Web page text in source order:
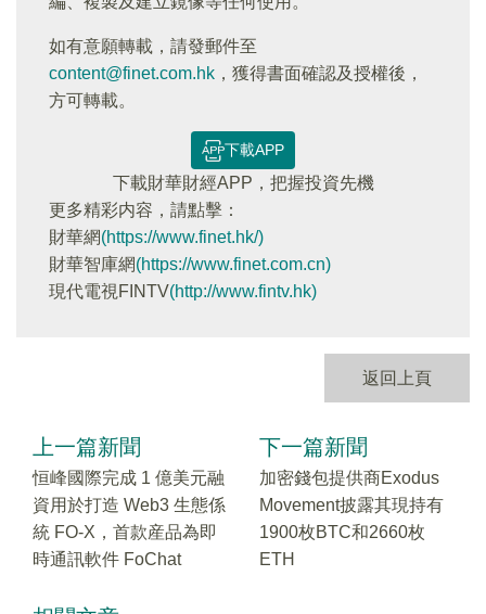
如有意願轉載，請發郵件至
content@finet.com.hk ，獲得書面確認及授權後，
方可轉載。
下載APP
下載財華財經APP，把握投資先機
更多精彩内容，請點擊：
財華網(https://www.finet.hk/)
財華智庫網(https://www.finet.com.cn)
現代電視FINTV(http://www.fintv.hk)
返回上頁
上一篇新聞
恒峰國際完成 1 億美元融
資用於打造 Web3 生態係
統 FO-X，首款産品為即
時通訊軟件 FoChat
下一篇新聞
加密錢包提供商Exodus
Movement披露其現持有
1900枚BTC和2660枚
ETH